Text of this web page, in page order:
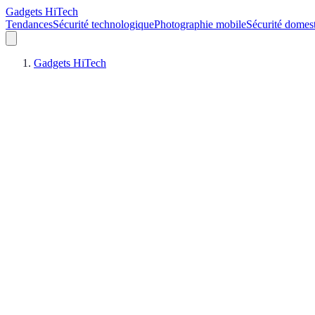
Gadgets HiTech
TendancesSécurité technologiquePhotographie mobileSécurité
Gadgets HiTech